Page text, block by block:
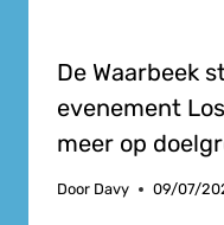
De Waarbeek
evenement
meer op
Door Davy 09/07/